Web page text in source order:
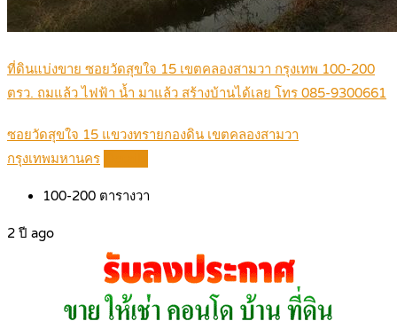
ที่ดินแบ่งขาย ซอยวัดสุขใจ 15 เขตคลองสามวา กรุงเทพ 100-200
ตรว. ถมแล้ว ไฟฟ้า น้ำ มาแล้ว สร้างบ้านได้เลย โทร 085-9300661
ซอยวัดสุขใจ 15 แขวงทรายกองดิน เขตคลองสามวา
กรุงเทพมหานคร
100-200 ตารางวา
2 ปี ago